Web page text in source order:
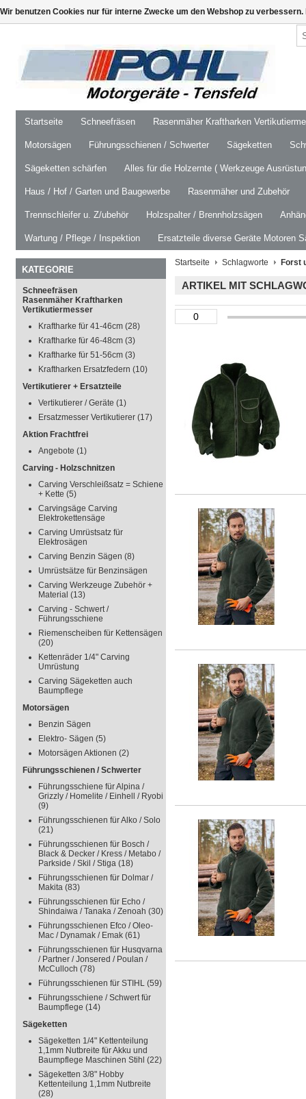
Startseite Schneefräsen Rasenmäher Kraftharken
Motorsägen Führungsschienen / Schwerter Sägeketten
Sägeketten schärfen Alles für die Holzernte ( Werkzeuge
Haus / Hof / Garten und Baugewerbe Rasenmäher und Zubehör
Trennschleifer u. Z/ubehör Holzspalter / Brennholzsägen
Wartung / Pflege / Inspektion Ersatzteile diverse Geräte Motoren
KATEGORIE
Schneefräsen
Rasenmäher Kraftharken
Vertikutiermesser
Kraftharke für 41-46cm (28)
Kraftharke für 46-48cm (3)
Kraftharke für 51-56cm (3)
Kraftharken Ersatzfedern (10)
Vertikutierer + Ersatzteile
Vertikutierer / Geräte (1)
Ersatzmesser Vertikutierer (17)
Aktion Frachtfrei
Angebote (1)
Carving - Holzschnitzen
Carving Verschleißsatz = Schiene
+ Kette (5)
Carvingsäge Carving
Elektrokettensäge
Carving Umrüstsatz für
Elektrosägen
Carving Benzin Sägen (8)
Umrüstsätze für Benzinsägen
Carving Werkzeuge Zubehör +
Material (13)
Carving - Schwert /
Führungsschiene
Riemenscheiben für Kettensägen
(20)
Kettenräder 1/4" Carving
Umrüstung
Carving Sägeketten auch
Baumpflege
Motorsägen
Benzin Sägen
Elektro- Sägen (5)
Motorsägen Aktionen (2)
Führungsschienen / Schwerter
Führungsschiene für Alpina /
Grizzly / Homelite / Einhell / Ryobi
(9)
Führungsschienen für Alko / Solo
(21)
Führungsschienen für Bosch /
Black & Decker / Kress / Metabo /
Parkside / Skil / Stiga (18)
Führungsschienen für Dolmar /
Makita (83)
Führungsschienen für Echo /
Shindaiwa / Tanaka / Zenoah (30)
Führungsschienen Efco / Oleo-
Mac / Dynamak / Emak (61)
Führungsschienen für Husqvarna
/ Partner / Jonsered / Poulan /
McCulloch (78)
Führungsschienen für STIHL (59)
Führungsschiene / Schwert für
Baumpflege (14)
Sägeketten
Sägeketten 1/4" Kettenteilung
1,1mm Nutbreite für Akku und
Baumpflege Maschinen Stihl (22)
Sägeketten 3/8" Hobby
Kettenteilung 1,1mm Nutbreite
(28)
Startseite Schlagworte Forst
ARTIKEL MIT
Wir benutzen Cookies nur für interne Zwecke um den Webshop zu